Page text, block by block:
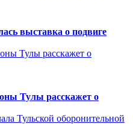
выставка о подвиге
Тулы расскажет о